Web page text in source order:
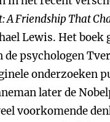
A Friendship That
Lewis. Het boek
de psychologen
onderzoeken
later de
voorkomende